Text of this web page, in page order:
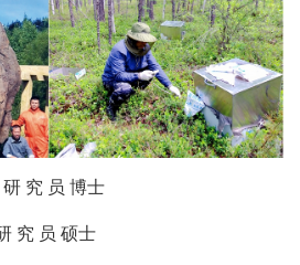
究 员 博士
硕士